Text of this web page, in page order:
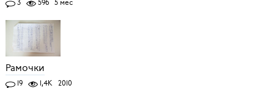
3 596 5 мес
Рамочки
19 1,4K 2010